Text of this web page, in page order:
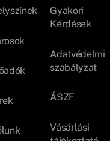
Gyakori
Kérdések
Adatvédelmi
szabályzat
ÁSZF
Vásárlási